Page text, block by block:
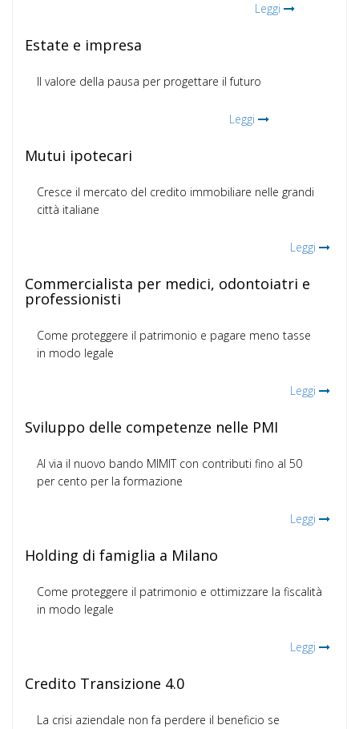
Leggi
Estate e impresa
Il valore della pausa per progettare il futuro
Leggi
Mutui ipotecari
Cresce il mercato del credito immobiliare nelle grandi
città italiane
Leggi
Commercialista per medici, odontoiatri e
professionisti
Come proteggere il patrimonio e pagare meno tasse
in modo legale
Leggi
Sviluppo delle competenze nelle PMI
Al via il nuovo bando MIMIT con contributi fino al 50
per cento per la formazione
Leggi
Holding di famiglia a Milano
Come proteggere il patrimonio e ottimizzare la fiscalità
in modo legale
Leggi
Credito Transizione 4.0
La crisi aziendale non fa perdere il beneficio se